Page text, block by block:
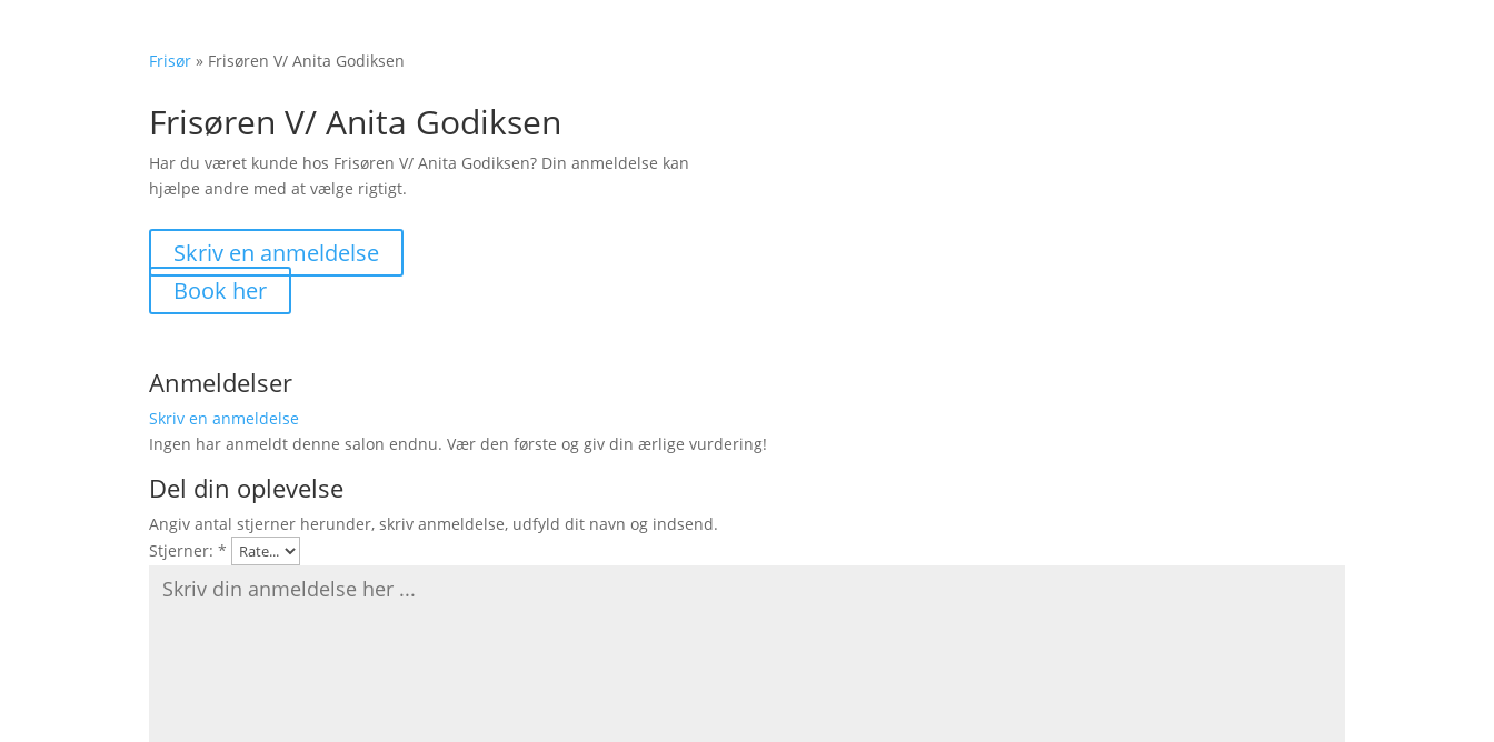
Frisør » Frisøren V/ Anita Godiksen
Frisøren V/ Anita Godiksen
Har du været kunde hos Frisøren V/ Anita Godiksen? Din anmeldelse kan
hjælpe andre med at vælge rigtigt.
Skriv en anmeldelse
Book her
Anmeldelser
Skriv en anmeldelse
Ingen har anmeldt denne salon endnu. Vær den første og giv din ærlige vurdering!
Del din oplevelse
Angiv antal stjerner herunder, skriv anmeldelse, udfyld dit navn og indsend.
Stjerner:*